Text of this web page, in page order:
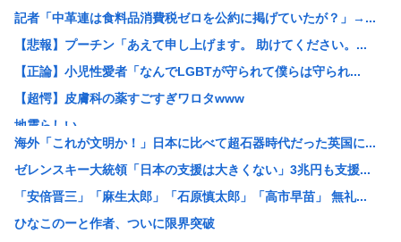
記者「中革連は食料品消費税ゼロを公約に掲げていたが？」→...
【悲報】プーチン「あえて申し上げます。 助けてください。...
【正論】小児性愛者「なんでLGBTが守られて僕らは守られ...
【超愕】皮膚科の薬すごすぎワロタwww
地震らしい
【画像】松本人志さん、大勢の若いファンに囲まれてご満悦
【画像】田舎のオフィスレディのTikTok、えっちすぎる
韓国人「日本で新発売Galaxy Z Foldが売り切れ...
【画像】辻希空ちゃん、顔だけで普通に使える
海外「これが文明か！」日本に比べて超石器時代だった英国に...
ゼレンスキー大統領「日本の支援は大きくない」3兆円も支援...
「安倍晋三」「麻生太郎」「石原慎太郎」「高市早苗」 無礼...
ひなこのーと作者、ついに限界突破